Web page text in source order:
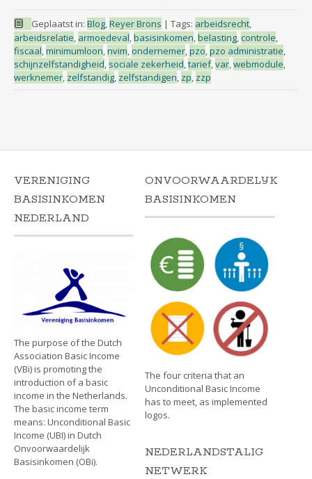
Geplaatst in: Blog,Reyer Brons | Tags: arbeidsrecht,
arbeidsrelatie, armoedeval,basisinkomen,belasting,controle,
fiscaal,minimumloon,nvim, ondernemer,pzo,pzo administratie,
schijnzelfstandigheid, sociale zekerheid,tarief,var,webmodule,
werknemer, zelfstandig, zelfstandigen, zp, zzp
VERENIGING
BASISINKOMEN
NEDERLAND
The purpose of the Dutch
Association Basic Income
(VBi) is promoting the
introduction of a basic
income in the Netherlands.
The basic income term
means: Unconditional Basic
Income (UBI) in Dutch
Onvoorwaardelijk
Basisinkomen (OBi).
ONVOORWAARDELIJK
BASISINKOMEN
The four criteria that an
Unconditional Basic Income
has to meet, as implemented
logos.
NEDERLANDSTALIG
NETWERK